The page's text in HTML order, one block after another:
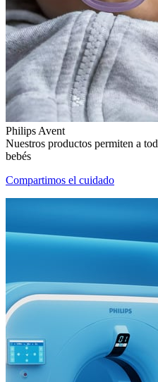
Philips Avent
Nuestros productos permiten a
bebés
Compartimos el cuidado